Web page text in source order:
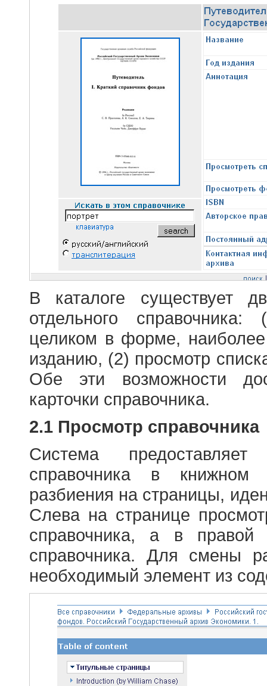
В каталоге существует
отдельного
целиком в форме,
изданию, (2) просмотр
Обе эти возможности
карточки справочника.
2.1 Просмотр справочника
Система
справочника в
разбиения на страницы,
Слева на странице
справочника, а в правой
справочника. Для смены
необходимый элемент из